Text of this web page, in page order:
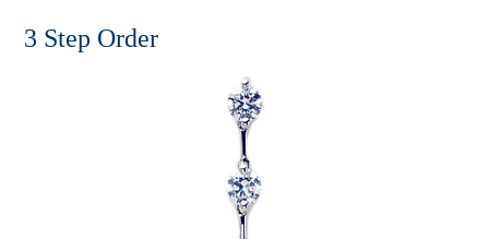
3 Step Order